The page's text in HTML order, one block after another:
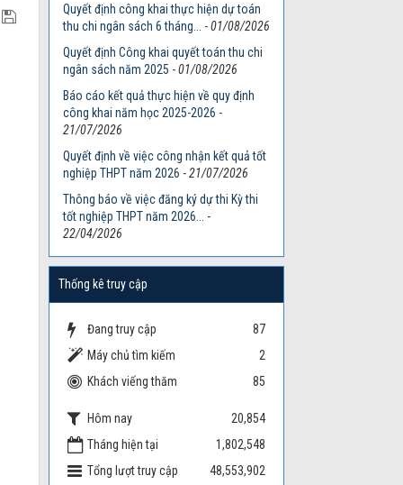
Quyết định công khai thực hiện dự toán
thu chi ngân sách 6 tháng...
-01/08/2026
Quyết định Công khai quyết toán thu chi
ngân sách năm 2025 -01/08/2026
Báo cáo kết quả thực hiện về quy định
công khai năm học 2025-2026 -
21/07/2026
Quyết định về việc công nhận kết quả tốt
nghiệp THPT năm 2026 -21/07/2026
Thông báo về việc đăng ký dự thi Kỳ thi
tốt nghiệp THPT năm 2026...
-
22/04/2026
Thống kê truy cập
Đang truy cập
87
Máy chủ tìm kiếm
2
Khách viếng thăm
85
Hôm nay
20,854
Tháng hiện tại
1,802,548
Tổng lượt truy cập
48,553,902